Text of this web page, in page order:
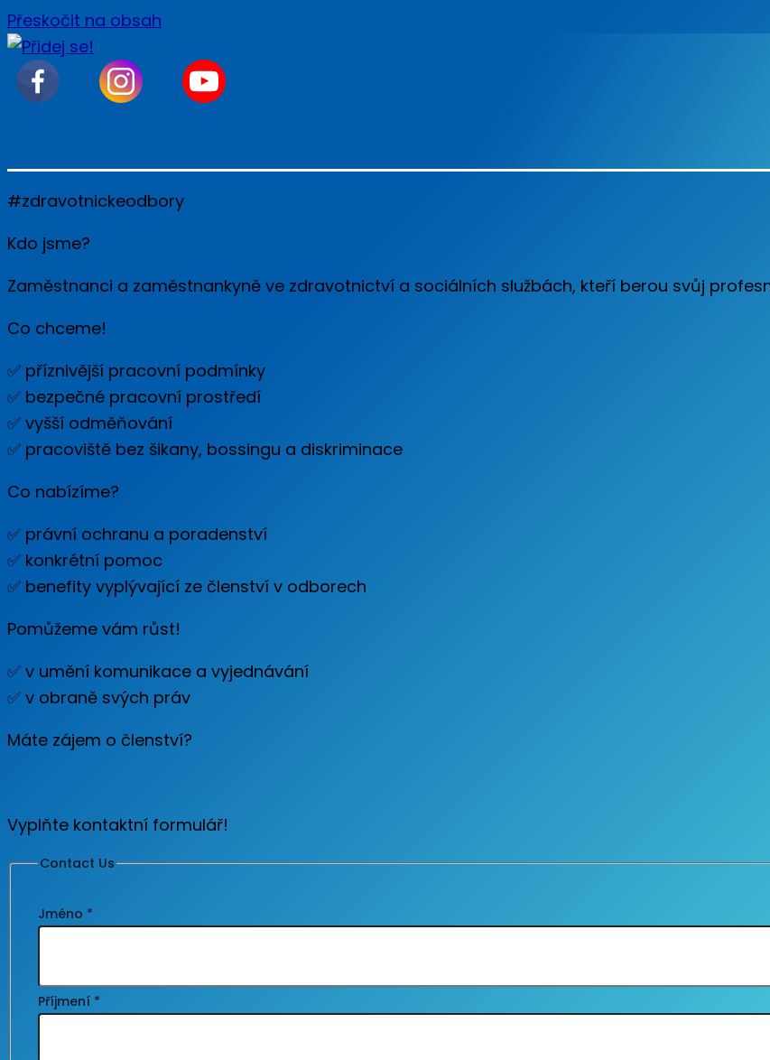
Přeskočit na obsah
#zdravotnickeodbory
Kdo jsme?
Zaměstnanci a zaměstnankyně ve zdravotnictví a sociálních službách, kteří berou svůj
Co chceme!
✅ příznivější pracovní podmínky
✅ bezpečné pracovní prostředí
✅ vyšší odměňování
✅ pracoviště bez šikany, bossingu a diskriminace
Co nabízíme?
✅ právní ochranu a poradenství
✅ konkrétní pomoc
✅ benefity vyplývající ze členství v odborech
Pomůžeme vám růst!
✅ v umění komunikace a vyjednávání
✅ v obraně svých práv
Máte zájem o členství?
Vyplňte kontaktní formulář!
Contact Us
Jméno *
Příjmení *